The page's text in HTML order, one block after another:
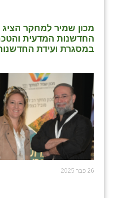
מכון שמיר למחקר הציג
החדשנות המדעית
במסגרת ועידת החדשנות
26 פבר 2025